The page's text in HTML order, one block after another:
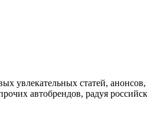
увлекательных статей,
автобрендов, радуя